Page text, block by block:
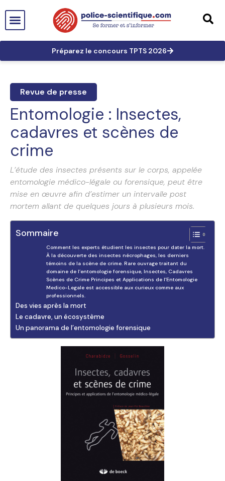
Préparez le concours TPTS 2026
Revue de presse
Entomologie : Insectes,
cadavres et scènes de
crime
L’étude des insectes présents sur le corps, appelée
entomologie médico-légale ou forensique, peut être
mise en œuvre afin d’estimer un intervalle post
mortem allant de quelques jours à plusieurs mois.
Sommaire
Comment les experts étudient les insectes pour dater la mort.
À la découverte des insectes nécrophages, les derniers
témoins de la scène de crime. Rare ouvrage traitant du
domaine de l’entomologie forensique, Insectes, Cadavres
Scènes de Crime Principes et Applications de l’Entomologie
Medico-Legale est accessible aux curieux comme aux
professionnels.
Des vies après la mort
Le cadavre, un écosystème
Un panorama de l’entomologie forensique